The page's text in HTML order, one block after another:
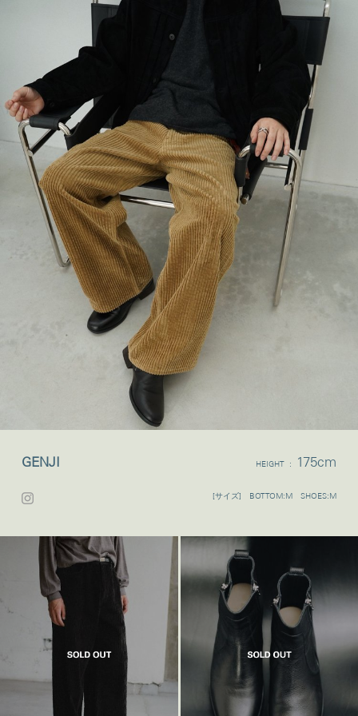
GENJI HEIGHT : 175cm
[サイズ] BOTTOM:M SHOES:M